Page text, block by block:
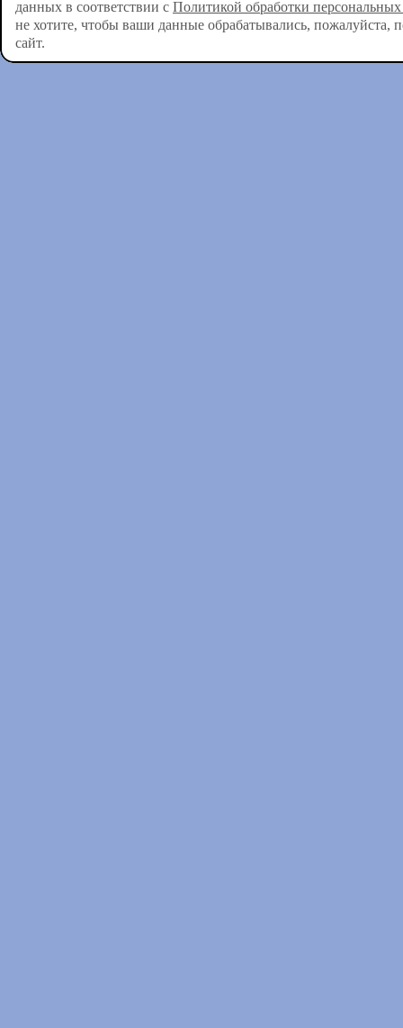
данных в соответствии с Политикой обработки
не хотите, чтобы ваши данные обрабатывались, пожалуйста,
сайт.